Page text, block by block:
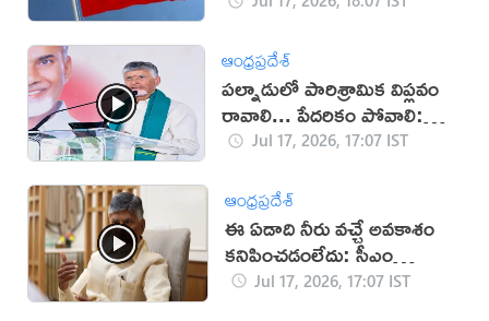
ఆంధ్రప్రదేశ్
పల్నాడులో పారిశ్రామిక విప్లవం
రావాలి... పేదరికం పోవాలి:
చంద్రబాబు
Jul 17, 2026, 17:07 IST
ఆంధ్రప్రదేశ్
ఈ ఏడాది నీరు వచ్చే అవకాశం
కనిపించడంలేదు: సీఎం
చంద్రబాబు
Jul 17, 2026, 17:07 IST